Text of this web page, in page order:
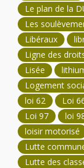
Le plan de la
Les
Libéraux
Ligne des
Lisée
Logement
loi 62
Loi
Loi 97
loi
loisir motorisé
Lutte
Lutte des